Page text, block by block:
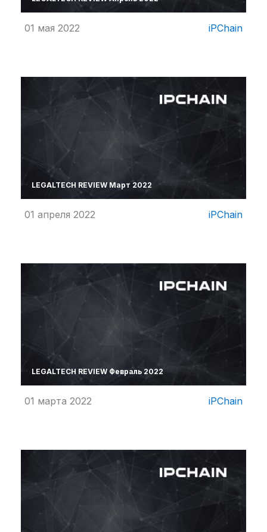
01 мая 2022 iPChain
LEGALTECH REVIEW Март 2022
01 апреля 2022 iPChain
LEGALTECH REVIEW Февраль 2022
01 марта 2022 iPChain